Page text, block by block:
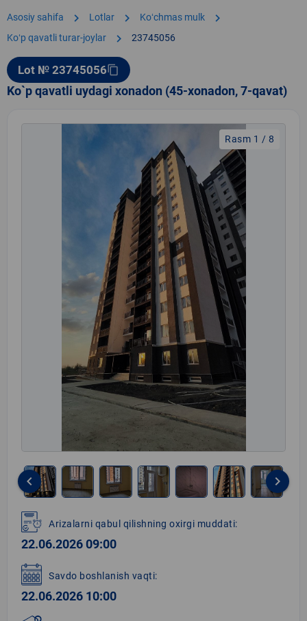
Asosiy sahifa chevron_right Lotlar chevron_right Koʻchmas mulk chevron_right
Koʻp qavatli turar-joylar chevron_right 23745056
Lot № 23745056content_copy
Ko`p qavatli uydagi xonadon (45-xonadon, 7-qavat)
Rasm 1 / 8
1
of
8
keyboard_arrow_left keyboard_arrow_right
Arizalarni qabul qilishning oxirgi muddati:
22.06.2026 09:00
Savdo boshlanish vaqti:
22.06.2026 10:00